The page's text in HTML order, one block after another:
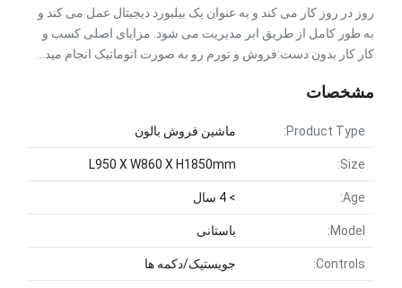
روز در روز کار می کند و به عنوان یک بیلبورد دیجیتال عمل می کند و
به طور کامل از طریق ابر مدیریت می شود. مزایای اصلی کسب و
کار کار بدون دست:فروش و تورم رو به صورت اتوماتيک انجام ميد...
مشخصات
Product Type: ماشین فروش بالون
Size:
L950 X W860 X H1850mm
Age: > 4 سال
Model: باستانی
Controls: جویستیک/دکمه ها